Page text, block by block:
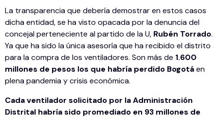
La transparencia que debería demostrar en estos casos
dicha entidad, se ha visto opacada por la denuncia del
concejal perteneciente al partido de la U, Rubén Torrado.
Ya que ha sido la única asesoría que ha recibido el distrito
para la compra de los ventiladores. Son más de 1.600
millones de pesos los que habría perdido Bogotáen
plena pandemia y crisis económica.
Cada ventilador solicitado por la Administración
Distrital habría sido promediado en 93 millones de